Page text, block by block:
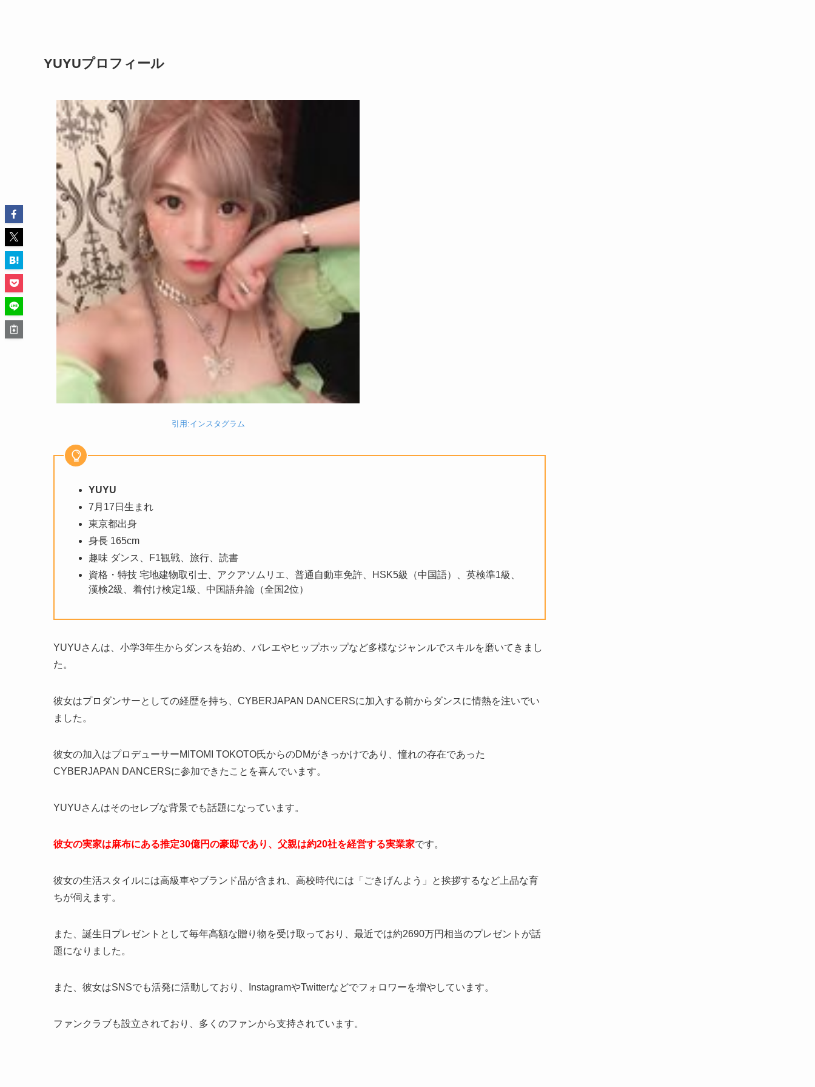
YUYUプロフィール
引用:インスタグラム
YUYU
7月17日生まれ
東京都出身
身長 165cm
趣味 ダンス、F1観戦、旅行、読書
資格・特技 宅地建物取引士、アクアソムリエ、普通自動車免許、HSK5級（中国語）、英検準1級、
漢検2級、着付け検定1級、中国語弁論（全国2位）
YUYUさんは、小学3年生からダンスを始め、バレエやヒップホップなど多様なジャンルでスキルを磨いてきまし
た。
彼女はプロダンサーとしての経歴を持ち、CYBERJAPAN DANCERSに加入する前からダンスに情熱を注いでい
ました。
彼女の加入はプロデューサーMITOMI TOKOTO氏からのDMがきっかけであり、憧れの存在であった
CYBERJAPAN DANCERSに参加できたことを喜んでいます。
YUYUさんはそのセレブな背景でも話題になっています。
彼女の実家は麻布にある推定30億円の豪邸であり、父親は約20社を経営する実業家です。
彼女の生活スタイルには高級車やブランド品が含まれ、高校時代には「ごきげんよう」と挨拶するなど上品な育
ちが伺えます。
また、誕生日プレゼントとして毎年高額な贈り物を受け取っており、最近では約2690万円相当のプレゼントが話
題になりました。
また、彼女はSNSでも活発に活動しており、InstagramやTwitterなどでフォロワーを増やしています。
ファンクラブも設立されており、多くのファンから支持されています。